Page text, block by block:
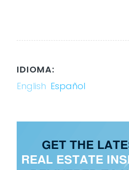
IDIOMA:
English Español